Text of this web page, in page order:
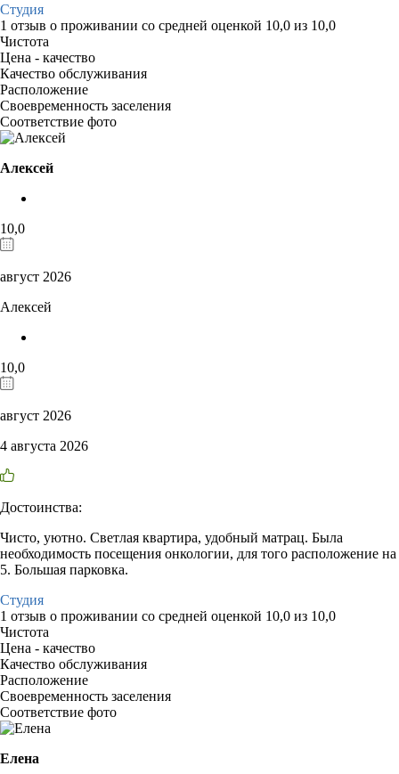
Студия
1 отзыв о проживании со средней оценкой 10,0 из 10,0
Чистота
Цена - качество
Качество обслуживания
Расположение
Своевременность заселения
Соответствие фото
Алексей
10,0
август 2026
Алексей
10,0
август 2026
4 августа 2026
Достоинства:
Чисто, уютно. Светлая квартира, удобный матрац. Была
необходимость посещения онкологии, для того расположение на
5. Большая парковка.
Студия
1 отзыв о проживании со средней оценкой 10,0 из 10,0
Чистота
Цена - качество
Качество обслуживания
Расположение
Своевременность заселения
Соответствие фото
Елена